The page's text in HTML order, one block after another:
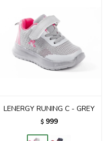
LENERGY RUNING C - GREY
$ 999